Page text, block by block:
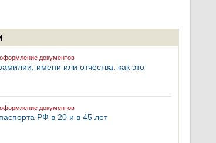
документов
имени или отчества: как это
документов
РФ в 20 и в 45 лет